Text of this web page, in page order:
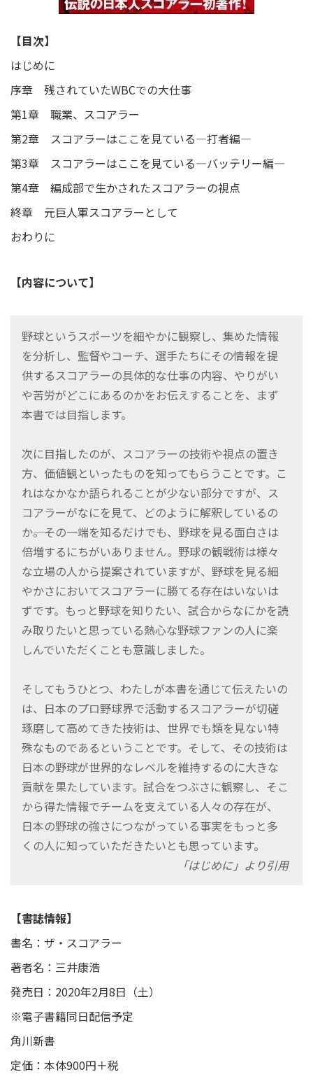
【目次】
はじめに
序章 残されていたWBCでの大仕事
第1章 職業、スコアラー
第2章 スコアラーはここを見ている―打者編―
第3章 スコアラーはここを見ている―バッテリー編―
第4章 編成部で生かされたスコアラーの視点
終章 元巨人軍スコアラーとして
おわりに
【内容について】
野球というスポーツを細やかに観察し、集めた情報
を分析し、監督やコーチ、選手たちにその情報を提
供するスコアラーの具体的な仕事の内容、やりがい
や苦労がどこにあるのかをお伝えすることを、まず
本書では目指します。
次に目指したのが、スコアラーの技術や視点の置き
方、価値観といったものを知ってもらうことです。こ
れはなかなか語られることが少ない部分ですが、ス
コアラーがなにを見て、どのように解釈しているの
か――。その一端を知るだけでも、野球を見る面白さは
倍増するにちがいありません。野球の観戦術は様々
な立場の人から提案されていますが、野球を見る細
やかさにおいてスコアラーに勝てる存在はいないは
ずです。もっと野球を知りたい、試合からなにかを読
み取りたいと思っている熱心な野球ファンの人に楽
しんでいただくことも意識しました。
そしてもうひとつ、わたしが本書を通じて伝えたいの
は、日本のプロ野球界で活動するスコアラーが切磋
琢磨して高めてきた技術は、世界でも類を見ない特
殊なものであるということです。そして、その技術は
日本の野球が世界的なレベルを維持するのに大きな
貢献を果たしています。試合をつぶさに観察し、そこ
から得た情報でチームを支えている人々の存在が、
日本の野球の強さにつながっている事実をもっと多
くの人に知っていただきたいとも思っています。
「はじめに」より引用
【書誌情報】
書名：ザ・スコアラー
著者名：三井康浩
発売日：2020年2月8日（土）
※電子書籍同日配信予定
角川新書
定価：本体900円＋税